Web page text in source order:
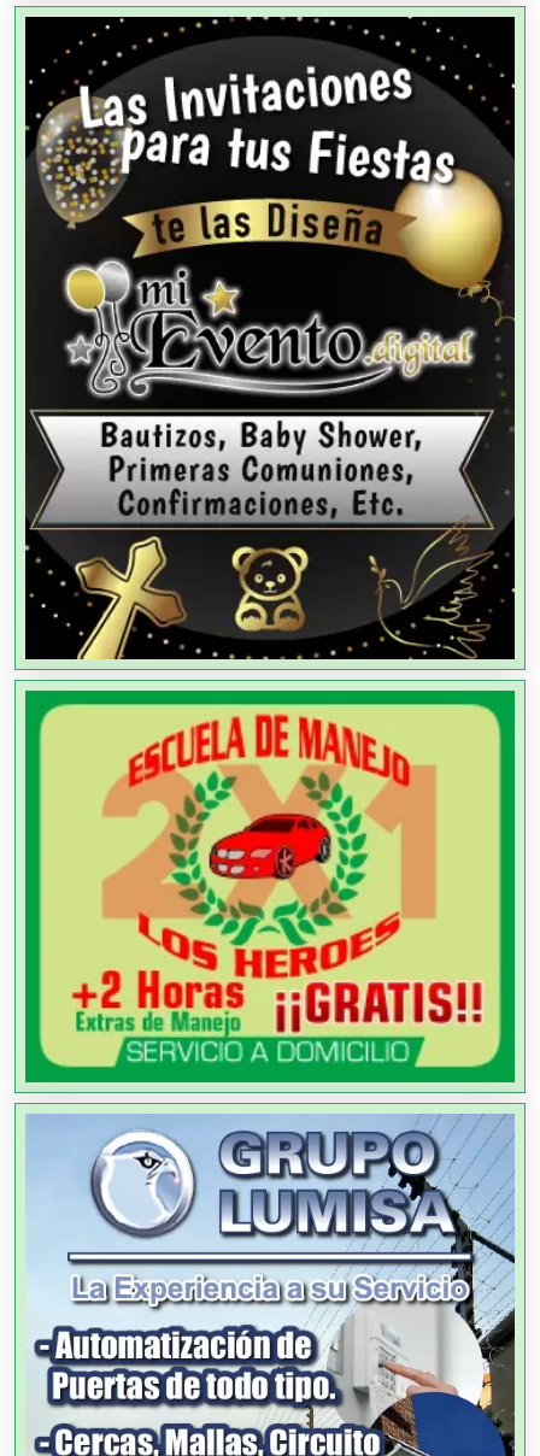
Albercas
Alimentos
Almacenaje
Alquiler de Autos
Alquiler de Equipos para Fiestas
Alquiler de Sillas y Mesas
Alquiler de Trajes de Etiqueta
Alta Costura
Aluminio
Ambulancias
Análisis Clínicos
Análisis de Aguas
Animadores de Eventos
Aparatos y Equipos Eléctricos
Arquitectos
Artes Gráficas